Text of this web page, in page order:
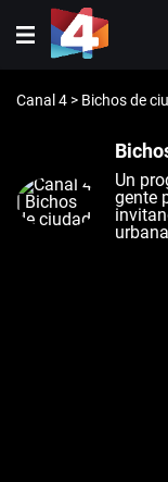
Canal 4 > Bichos de
Un
gente